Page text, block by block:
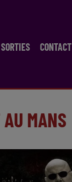
SORTIES CONTACT
MANS